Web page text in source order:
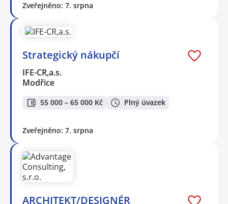
Zveřejněno: 7. srpna
Strategický nákupčí
IFE-CR,a.s.
Modřice
55 000 – 65 000 Kč Plný úvazek
Zveřejněno: 7. srpna
ARCHITEKT/DESIGNÉR